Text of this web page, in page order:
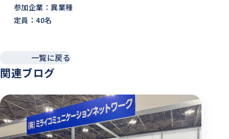
参加企業：異業種
定員：40名
一覧に戻る
関連ブログ